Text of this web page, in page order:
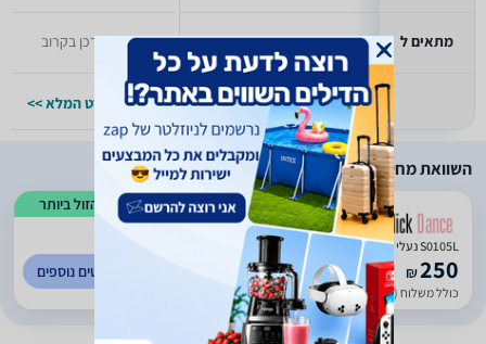
מתאים ל ילדים
למפרט המלא >>
יעודכן בקרוב
למפרט המלא >>
השוואת מחירים
הזול ביותר
S0105L נעלי פוינט Aspiration של בלוך לתלמידות.
₪250
כולל משלוח (30 ₪)
לפרטים נוספים